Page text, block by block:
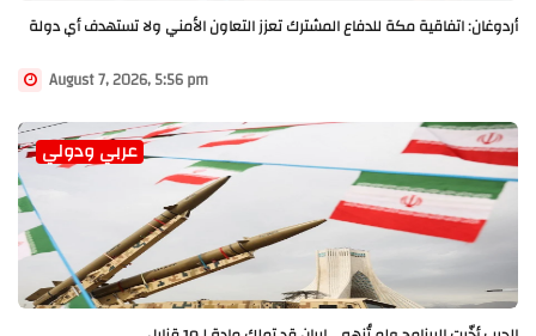
أردوغان: اتفاقية مكة للدفاع المشترك تعزز التعاون الأمني ولا تستهدف أي دولة
August 7, 2026, 5:56 pm
عربي ودولي